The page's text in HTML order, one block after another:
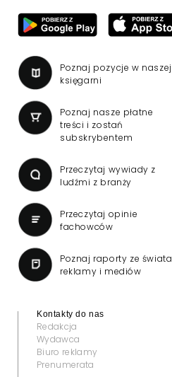
Poznaj pozycje w naszej
księgarni
Poznaj nasze płatne
treści i zostań
subskrybentem
Przeczytaj wywiady z
ludźmi z branży
Przeczytaj opinie
fachowców
Poznaj raporty ze świata
reklamy i mediów
Kontakty do nas
Redakcja
Wydawca
Biuro reklamy
Prenumerata